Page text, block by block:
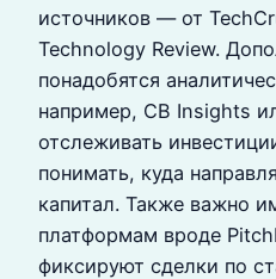
источников — от
Technology Review.
понадобятся
например, CB Insights
отслеживать
понимать, куда
капитал. Также важно
платформам вроде
фиксируют сделки по